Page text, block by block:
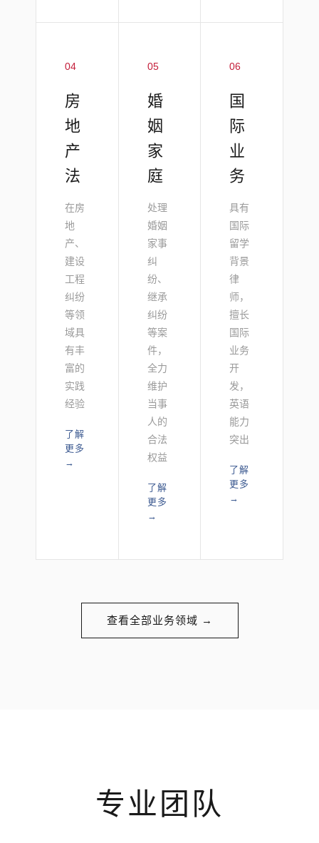
04
房
地
产
法
在房
地
产、
建设
工程
纠纷
等领
域具
有丰
富的
实践
经验
了解
更多
→
05
婚
姻
家
庭
处理
婚姻
家事
纠
纷、
继承
纠纷
等案
件，
全力
维护
当事
人的
合法
权益
了解
更多
→
06
国
际
业
务
具有
国际
留学
背景
律
师，
擅长
国际
业务
开
发，
英语
能力
突出
了解
更多
→
查看全部业务领域 →
专业团队